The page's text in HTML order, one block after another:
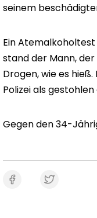
seinem
Ein
stand der Mann,
Drogen, wie es
Polizei als
Gegen den 34-